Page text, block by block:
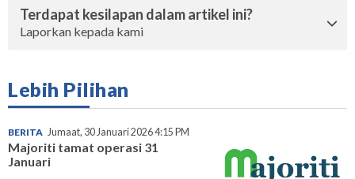
Terdapat kesilapan dalam artikel ini?
Laporkan kepada kami
Lebih Pilihan
BERITA Jumaat, 30 Januari 2026 4:15 PM
Majoriti tamat operasi 31
Januari